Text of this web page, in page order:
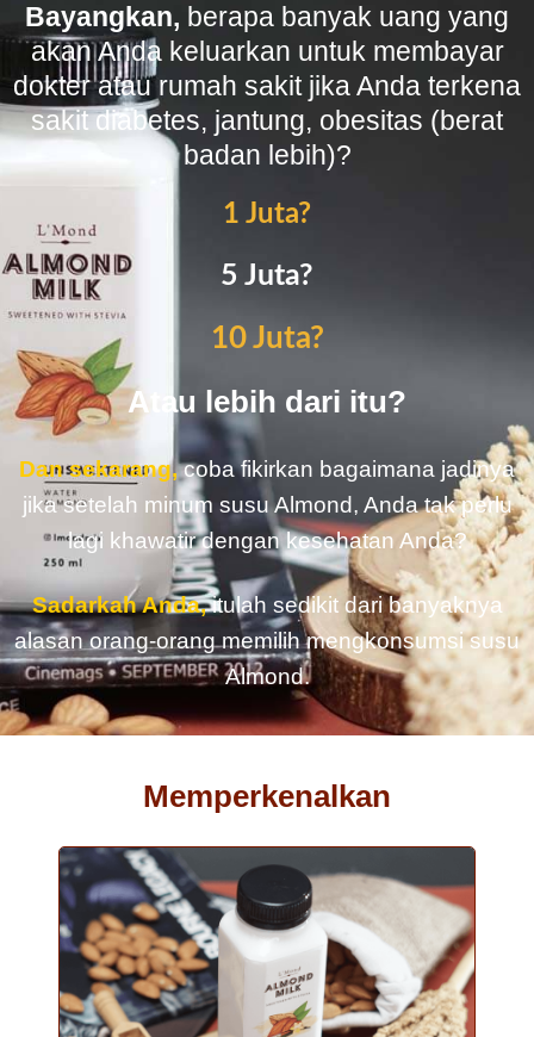
Bayangkan, berapa banyak uang yang
akan Anda keluarkan untuk membayar
dokter atau rumah sakit jika Anda terkena
sakit diabetes, jantung, obesitas (berat
badan lebih)?
1 Juta?
5 Juta?
10 Juta?
Atau lebih dari itu?
Dan sekarang,coba fikirkan bagaimana jadinya
jika setelah minum susu Almond, Anda tak perlu
lagi khawatir dengan kesehatan Anda?
Sadarkah Anda,itulah sedikit dari banyaknya
alasan orang-orang memilih mengkonsumsi susu
Almond.
Memperkenalkan